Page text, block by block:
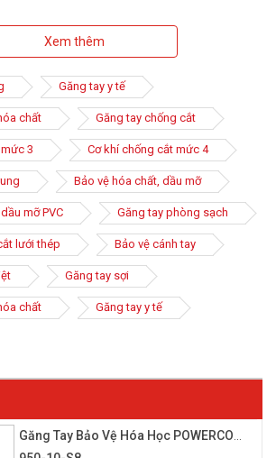
việc, cảm giác thoải mái khi sử dụng. Nếu
người lao động thì hóa chất có thể ảnh
hại cho da, tổn thương về da tay.
hóa chất là loại phổ biến nhất hiện nay
tốt. Bên cạnh đó, các loại găng tay cao su
được thiết kế để mang lại độ khéo léo khi
mái khi sử dụng.
Xem thêm
Găng tay y tế
chất Găng tay chống cắt
3 Cơ khí chống cắt mức 4
Bảo vệ hóa chất, dầu mỡ
mỡ PVC Găng tay phòng sạch
lưới thép Bảo vệ cánh tay
Găng tay sợi
chất Găng tay y tế
Găng Tay Bảo Vệ Hóa Học POWERCOAT